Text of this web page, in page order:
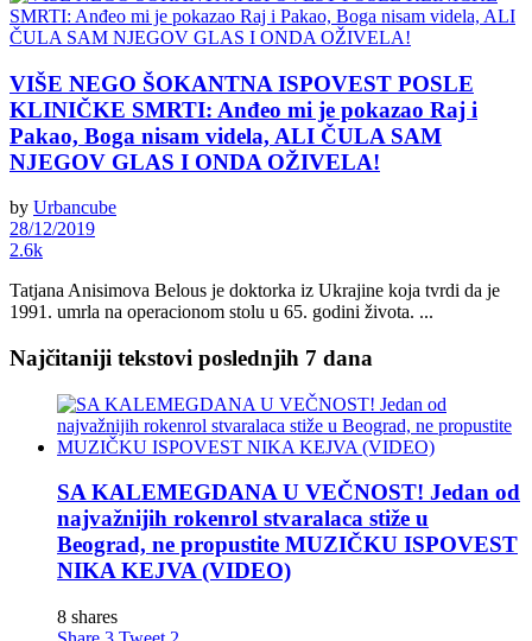
VIŠE NEGO ŠOKANTNA ISPOVEST POSLE
KLINIČKE SMRTI: Anđeo mi je pokazao Raj i
Pakao, Boga nisam videla, ALI ČULA SAM
NJEGOV GLAS I ONDA OŽIVELA!
by Urbancube
28/12/2019
2.6k
Tatjana Anisimova Belous je doktorka iz Ukrajine koja tvrdi da je
1991. umrla na operacionom stolu u 65. godini života. ...
Najčitaniji tekstovi poslednjih 7 dana
SA KALEMEGDANA U VEČNOST! Jedan od
najvažnijih rokenrol stvaralaca stiže u
Beograd, ne propustite MUZIČKU ISPOVEST
NIKA KEJVA (VIDEO)
8 shares